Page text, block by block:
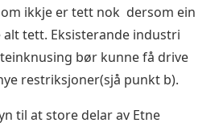
ikkje er tett nok dersom ein
tett. Eksisterande industri
bør kunne få drive
restriksjoner(sjå punkt b).
til at store delar av Etne